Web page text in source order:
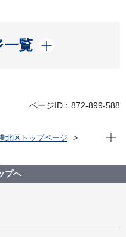
一覧
く
ページID：872-899-588
北区トップページ
付け・ファッション・美
現在
プへ